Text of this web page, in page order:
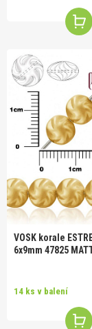
VOSK korale
6x9mm 47825
14 ks v balení